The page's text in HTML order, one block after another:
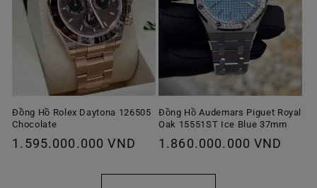
Đồng Hồ Rolex Daytona 126505
Chocolate
Giá
1.595.000.000 VND
Đồng Hồ Audemars Piguet Royal
Oak 15551ST Ice Blue 37mm
Giá
thường
1.860.000.000 VND